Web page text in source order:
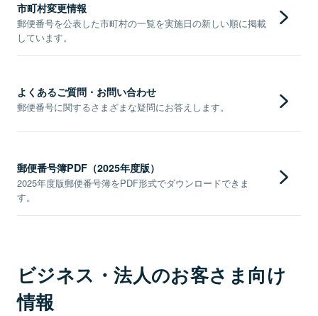
市町村変更情報
郵便番号を公表した市町村の一覧を実施日の新しい順に掲載
しています。
よくあるご質問・お問い合わせ
郵便番号に関するさまざまな疑問にお答えします。
郵便番号簿PDF（2025年度版）
2025年度版郵便番号簿をPDF形式でダウンロードできま
す。
ビジネス・法人のお客さま向け
情報